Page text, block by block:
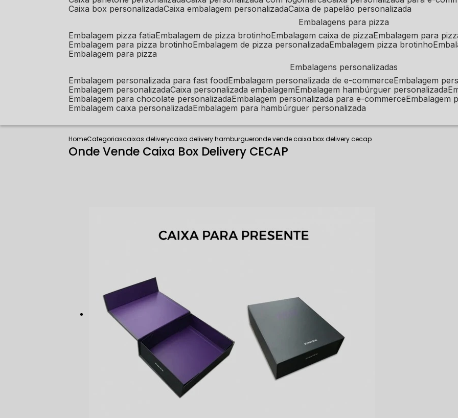
caixa box personalizada caixa embalagem personalizada caixa de papelão personalizada
embalagens para pizza
embalagem pizza fatia embalagem de pizza brotinho embalagem caixa de pizza embalagem para
embalagem para pizza brotinho embalagem de pizza personalizada embalagem pizza brotinho
embalagem para pizza
embalagens personalizadas
embalagem personalizada para fast food embalagem personalizada de e-commerce embalagem
embalagem personalizada caixa personalizada embalagem embalagem hambúrguer personalizada
embalagem para chocolate personalizada embalagem personalizada para e-commerce embalagem
embalagem caixa personalizada embalagem para hambúrguer personalizada
HomeCategoriascaixas deliverycaixa delivery hamburgueronde vende caixa box delivery cecap
Onde Vende Caixa Box Delivery CECAP